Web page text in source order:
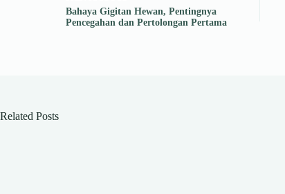
Bahaya Gigitan Hewan, Pentingnya
Pencegahan dan Pertolongan Pertama
Related Posts